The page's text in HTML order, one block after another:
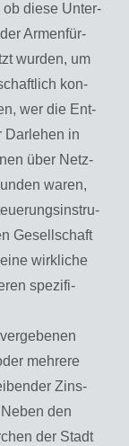
ob diese Un­ter­
Ar­men­für­
wur­den, um
kon­
wer die Ent­
Dar­le­hen in
über Netz­
waren,
Ge­sell­schaft
wirk­li­che
spe­zi­fi­
meh­re­re
Zins­
den
der Stadt